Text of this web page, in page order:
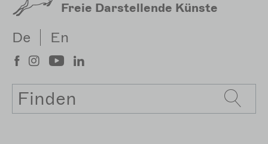
Freie Darstellende Künste
De En
Suche